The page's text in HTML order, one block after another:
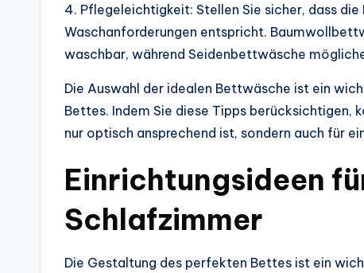
4. Pflegeleichtigkeit: Stellen Sie sicher, dass
Waschanforderungen entspricht.
waschbar, während Seidenbettwäsche
Die Auswahl der idealen Bettwäsche ist ein
Bettes. Indem Sie diese Tipps berücksichtigen,
nur optisch ansprechend ist, sondern auch für
Einrichtungsideen
Schlafzimmer
Die Gestaltung des perfekten Bettes ist ein